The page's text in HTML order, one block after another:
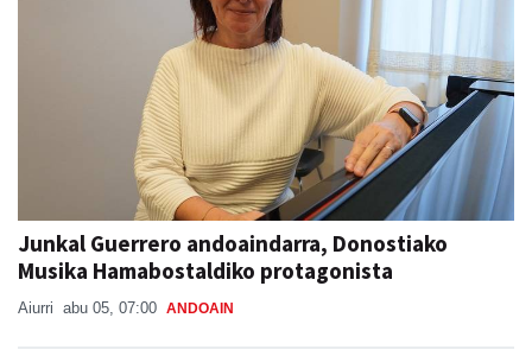
Junkal Guerrero andoaindarra, Donostiako
Musika Hamabostaldiko protagonista
Aiurri abu 05, 07:00 ANDOAIN